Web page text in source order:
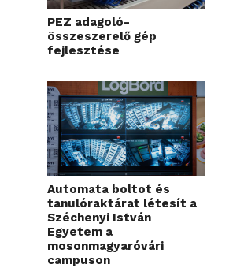
PEZ adagoló-
összeszerelő gép
fejlesztése
Automata boltot és
tanulóraktárat létesít a
Széchenyi István
Egyetem a
mosonmagyaróvári
campuson